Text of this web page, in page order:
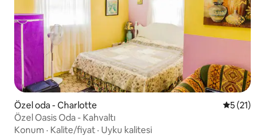
Özel oda - Charlotte 55 (21)
Özel Oasis Oda - Kahvaltı
Konum · Kalite/fiyat · Uyku kalitesi